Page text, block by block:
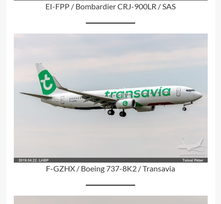
EI-FPP / Bombardier CRJ-900LR / SAS
F-GZHX / Boeing 737-8K2 / Transavia